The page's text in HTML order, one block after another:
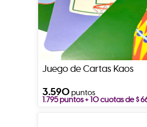
Juego de Cartas Kaos
3.590puntos
1.795 puntos + 10 cuotas de $